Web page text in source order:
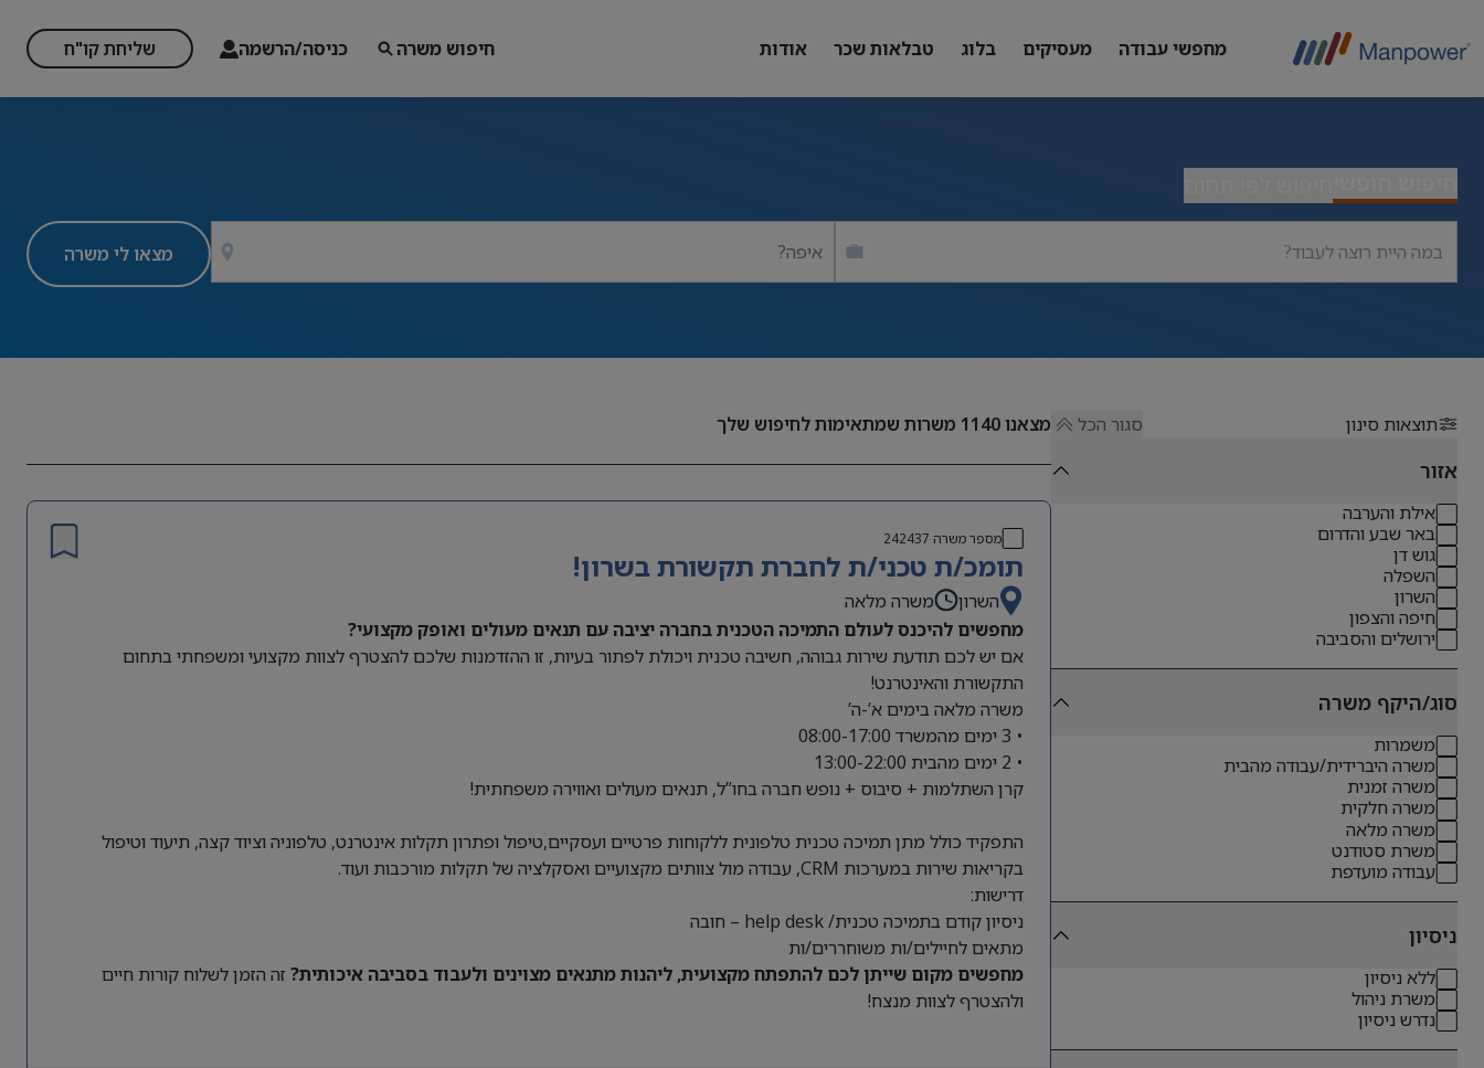
מחפשי עבודה מעסיקים בלוג טבלאות שכר אודות חיפוש משרה כניסה/הרשמה שליחת קו"ח
איפה? מצאו לי משרה
תוצאות סינון סגור הכל
אזור
אילת והערבה
באר שבע והדרום
גוש דן
השפלה
השרון
חיפה והצפון
ירושלים והסביבה
סוג/היקף משרה
משמרות
משרה היברידית/עבודה מהבית
משרה זמנית
משרה חלקית
משרה מלאה
משרת סטודנט
עבודה מועדפת
ניסיון
ללא ניסיון
משרת ניהול
נדרש ניסיון
מצאנו1140 משרות שמתאימות לחיפוש שלך
מספר משרה 242437
תומכ/ת טכני/ת לחברת תקשורת בשרון!
השרון
משרה מלאה
מחפשים להיכנס לעולם התמיכה הטכנית בחברה יציבה עם תנאים מעולים ואופק מקצועי?
אם יש לכם תודעת שירות גבוהה, חשיבה טכנית ויכולת לפתור בעיות, זו ההזדמנות שלכם להצטרף לצוות מקצועי ומשפחתי בתחום
התקשורת והאינטרנט!
משרה מלאה בימים א’-ה’
• 3 ימים מהמשרד 08:00-17:00
• 2 ימים מהבית 13:00-22:00
קרן השתלמות + סיבוס + נופש חברה בחו”ל, תנאים מעולים ואווירה משפחתית!
התפקיד כולל מתן תמיכה טכנית טלפונית ללקוחות פרטיים ועסקיים,טיפול ופתרון תקלות אינטרנט, טלפוניה וציוד קצה, תיעוד וטיפול
בקריאות שירות במערכות CRM, עבודה מול צוותים מקצועיים ואסקלציה של תקלות מורכבות ועוד.
דרישות:
ניסיון קודם בתמיכה טכנית/ help desk – חובה
מתאים לחיילים/ות משוחררים/ות
מחפשים מקום שייתן לכם להתפתח מקצועית, ליהנות מתנאים מצוינים ולעבוד בסביבה איכותית? זה הזמן לשלוח קורות חיים
ולהצטרף לצוות מנצח!